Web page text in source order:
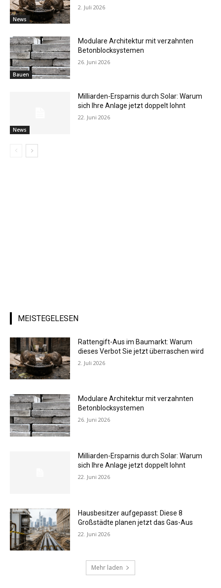
News
2. Juli 2026
Bauen
Modulare Architektur mit verzahnten
Betonblocksystemen
26. Juni 2026
News
Milliarden-Ersparnis durch Solar: Warum
sich Ihre Anlage jetzt doppelt lohnt
22. Juni 2026
MEISTEGELESEN
Rattengift-Aus im Baumarkt: Warum
dieses Verbot Sie jetzt überraschen wird
2. Juli 2026
Modulare Architektur mit verzahnten
Betonblocksystemen
26. Juni 2026
Milliarden-Ersparnis durch Solar: Warum
sich Ihre Anlage jetzt doppelt lohnt
22. Juni 2026
Hausbesitzer aufgepasst: Diese 8
Großstädte planen jetzt das Gas-Aus
22. Juni 2026
Mehr laden